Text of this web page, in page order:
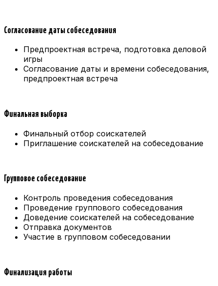
Согласование даты собеседования
Предпроектная встреча, подготовка деловой
игры
Согласование даты и времени собеседования,
предпроектная встреча
Финальная выборка
Финальный отбор соискателей
Приглашение соискателей на собеседование
Групповое собеседование
Контроль проведения собеседования
Проведение группового собеседования
Доведение соискателей на собеседование
Отправка документов
Участие в групповом собеседовании
Финализация работы